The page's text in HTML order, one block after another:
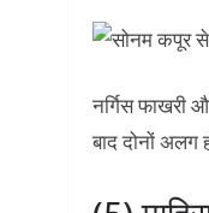
नर्गिस फाखरी
बाद दोनों अलग